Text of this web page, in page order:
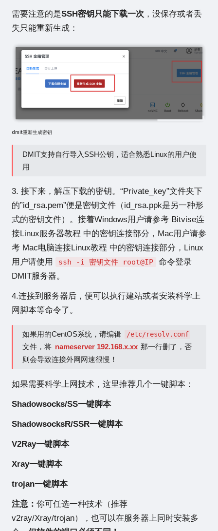
需要注意的是SSH密钥只能下载一次 ，没保存或者丢
失只能重新生成：
dmit重新生成密钥
DMIT支持自行导入SSH公钥，适合熟悉Linux的用户使
用
3. 接下来，解压下载的密钥。“Private_key”文件夹下
的”id_rsa.pem”便是密钥文件（id_rsa.ppk是另一种形
式的密钥文件）。接着Windows用户请参考 Bitvise连
接Linux服务器教程 中的密钥连接部分，Mac用户请参
考 Mac电脑连接Linux教程 中的密钥连接部分，Linux
用户请使用
ssh -i 密钥文件 root@IP
命令登录
DMIT服务器。
4.连接到服务器后，便可以执行建站或者安装科学上
网脚本等命令了。
如果用的CentOS系统，请编辑 /etc/resolv.conf
文件，将 nameserver 192.168.x.xx 那一行删了，否
则会导致连接外网网速很慢！
如果需要科学上网技术，这里推荐几个一键脚本：
Shadowsocks/SS一键脚本
ShadowsocksR/SSR一键脚本
V2Ray一键脚本
Xray一键脚本
trojan一键脚本
注意： 你可任选一种技术（推荐
v2ray/Xray/trojan），也可以在服务器上同时安装多